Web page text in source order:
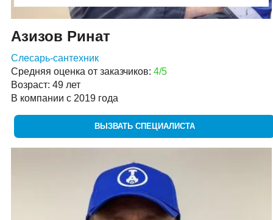
Азизов Ринат
Слесарь-сантехник
Средняя оценка от заказчиков: 4/5
Возраст: 49 лет
В компании с 2019 года
ВЫЗВАТЬ СПЕЦИАЛИСТА